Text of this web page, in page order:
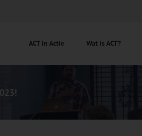
ACT in Actie Wat is ACT?